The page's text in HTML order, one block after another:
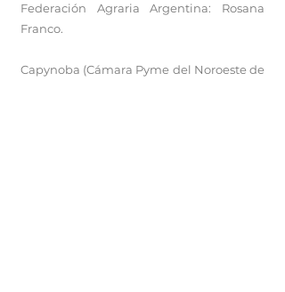
Federación Agraria Argentina: Rosana
Franco.
Capynoba (Cámara Pyme del Noroeste de